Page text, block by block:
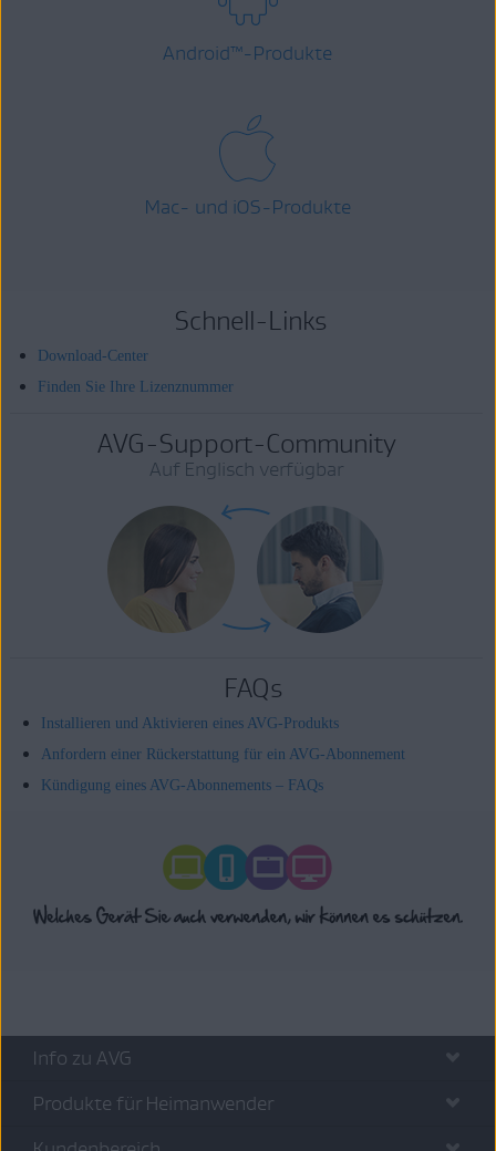
Android™-Produkte
Mac- und iOS-Produkte
Schnell-Links
Download-Center
Finden Sie Ihre Lizenznummer
AVG-Support-Community
Auf Englisch verfügbar
FAQs
Installieren und Aktivieren eines AVG-Produkts
Anfordern einer Rückerstattung für ein AVG-Abonnement
Kündigung eines AVG-Abonnements – FAQs
Info zu AVG
Produkte für Heimanwender